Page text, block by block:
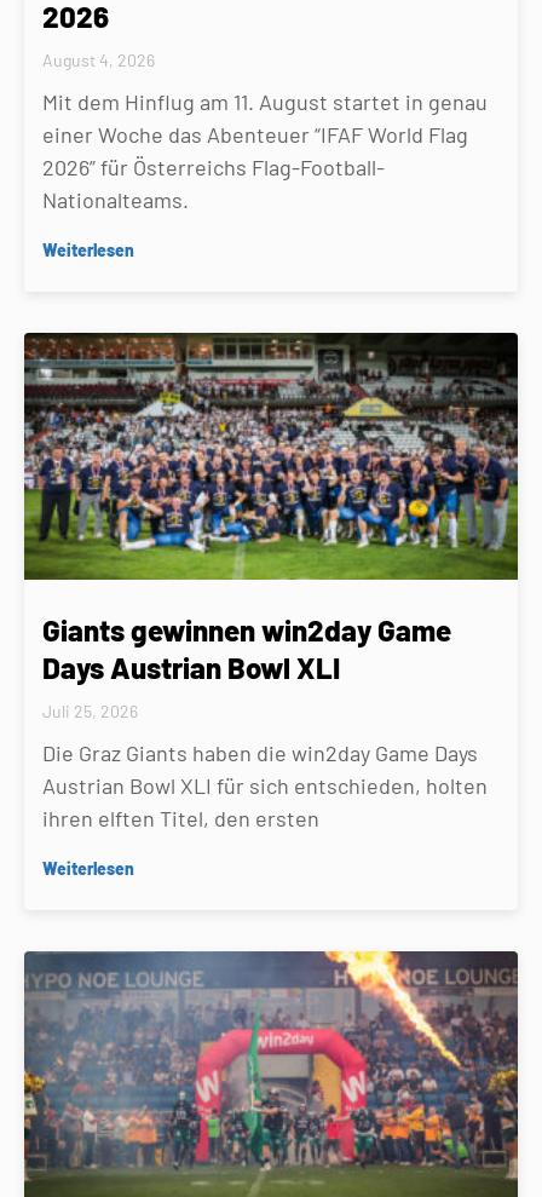
2026
August 4, 2026
Mit dem Hinflug am 11. August startet in genau
einer Woche das Abenteuer “IFAF World Flag
2026” für Österreichs Flag-Football-
Nationalteams.
Weiterlesen
Giants gewinnen win2day Game
Days Austrian Bowl XLI
Juli 25, 2026
Die Graz Giants haben die win2day Game Days
Austrian Bowl XLI für sich entschieden, holten
ihren elften Titel, den ersten
Weiterlesen